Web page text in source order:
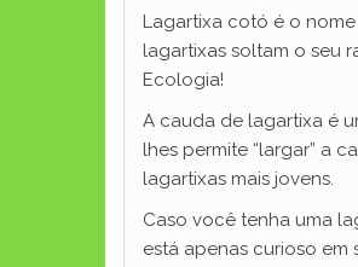
Lagartixa cotó é o
lagartixas soltam o seu
Ecologia!
A cauda de lagartixa é
lhes permite “largar” a
lagartixas mais jovens.
Caso você tenha uma
está apenas curioso em